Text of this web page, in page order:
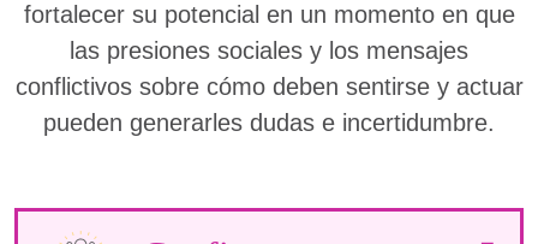
fortalecer su potencial en un momento en que
las presiones sociales y los mensajes
conflictivos sobre cómo deben sentirse y actuar
pueden generarles dudas e incertidumbre.